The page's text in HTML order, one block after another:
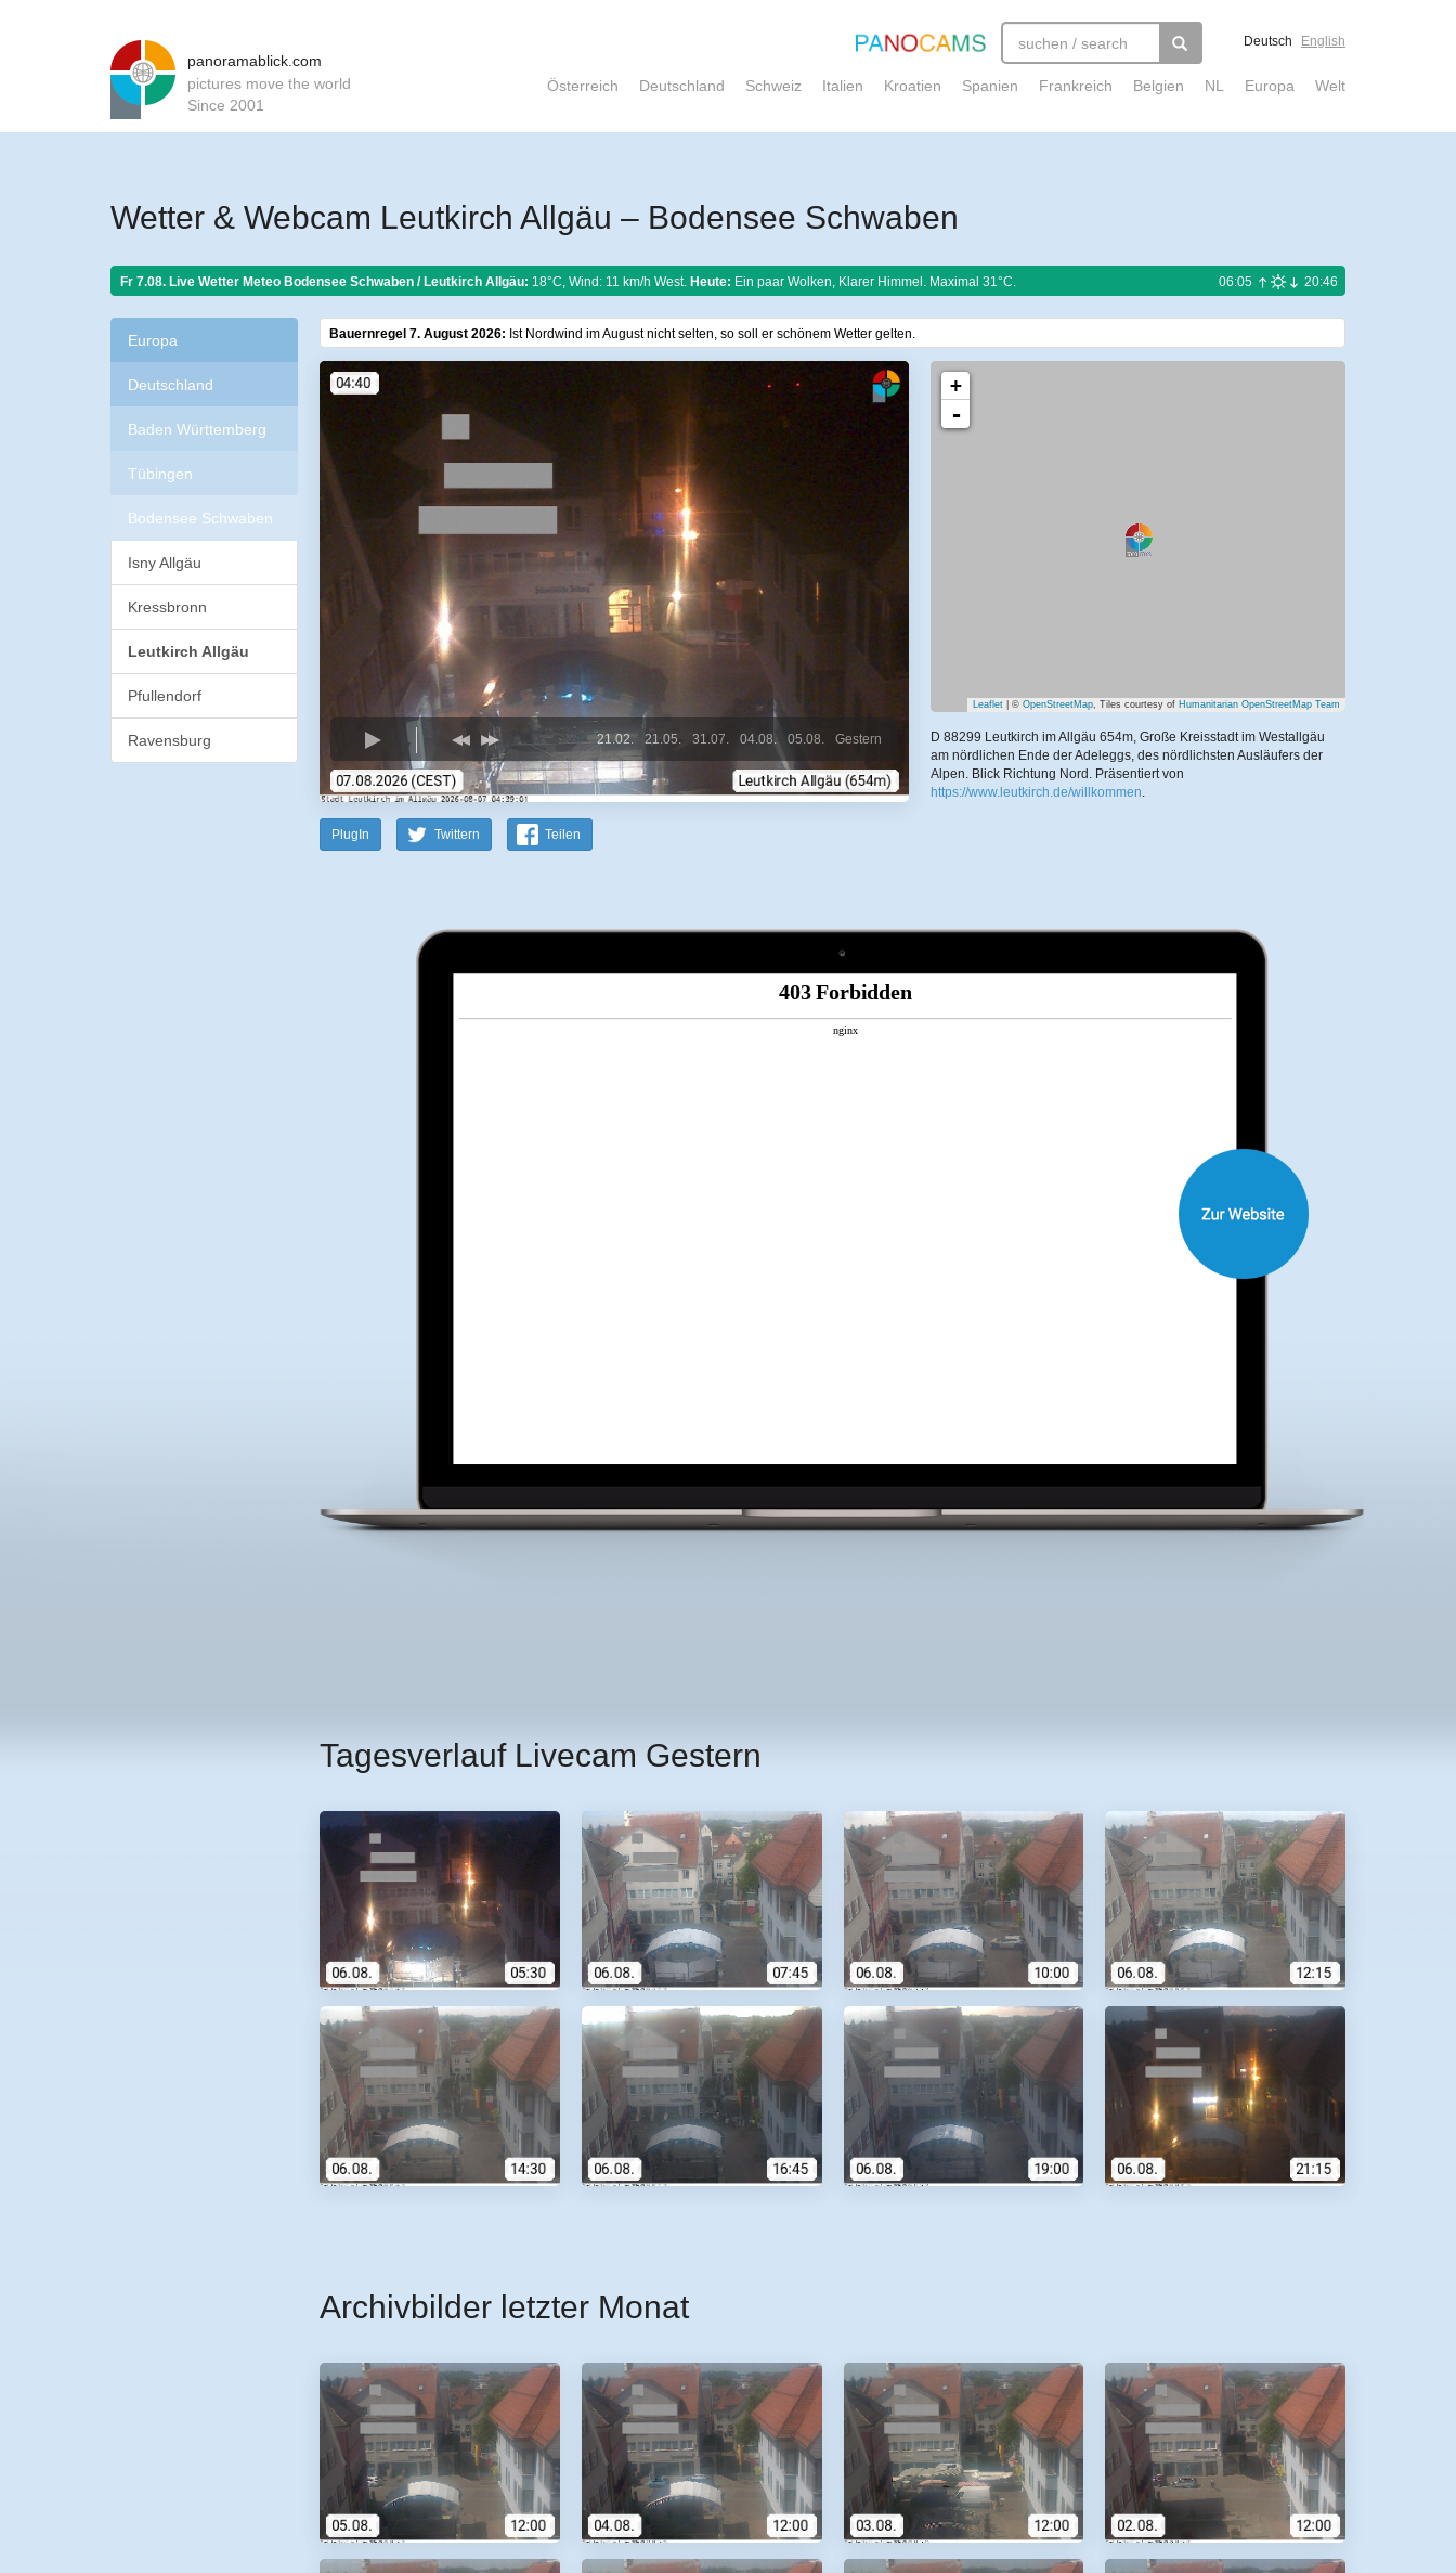
panoramablick.com
pictures move the world
Since 2001
Deutsch English
Österreich Deutschland Schweiz Italien Kroatien Spanien Frankreich Belgien NL Europa Welt
Wetter & Webcam Leutkirch Allgäu – Bodensee Schwaben
Fr 7.08. Live Wetter Meteo Bodensee Schwaben / Leutkirch Allgäu: 18°C, Wind: 11 km/h West. Heute: Ein paar Wolken, Klarer Himmel. Maximal 31°C. 06:05 20:46
Europa
Deutschland
Baden Württemberg
Tübingen
Bodensee Schwaben
Isny Allgäu
Kressbronn
Leutkirch Allgäu
Pfullendorf
Ravensburg
Bauernregel 7. August 2026: Ist Nordwind im August nicht selten, so soll er schönem Wetter gelten.
Gestern
05.08.
04.08.
31.07.
21.05.
21.02.
+
-
Leaflet| © OpenStreetMap, Tiles courtesy of Humanitarian OpenStreetMap Team
D 88299 Leutkirch im Allgäu 654m, Große Kreisstadt im Westallgäu
am nördlichen Ende der Adeleggs, des nördlichsten Ausläufers der
Alpen. Blick Richtung Nord. Präsentiert von
https://www.leutkirch.de/willkommen.
PlugIn Twittern Teilen
Tagesverlauf Livecam Gestern
Archivbilder letzter Monat